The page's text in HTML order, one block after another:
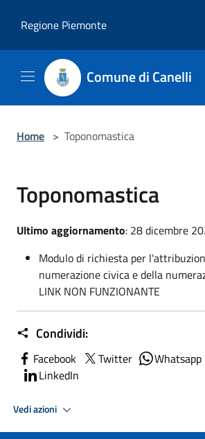
Regione Piemonte
Comune di Canelli
Home > Toponomastica
Toponomastica
Ultimo aggiornamento: 28 dicembre
Modulo di richiesta per
numerazione civica e della
LINK NON FUNZIONANTE
Condividi:
Facebook Twitter Whatsapp
LinkedIn
Vedi azioni